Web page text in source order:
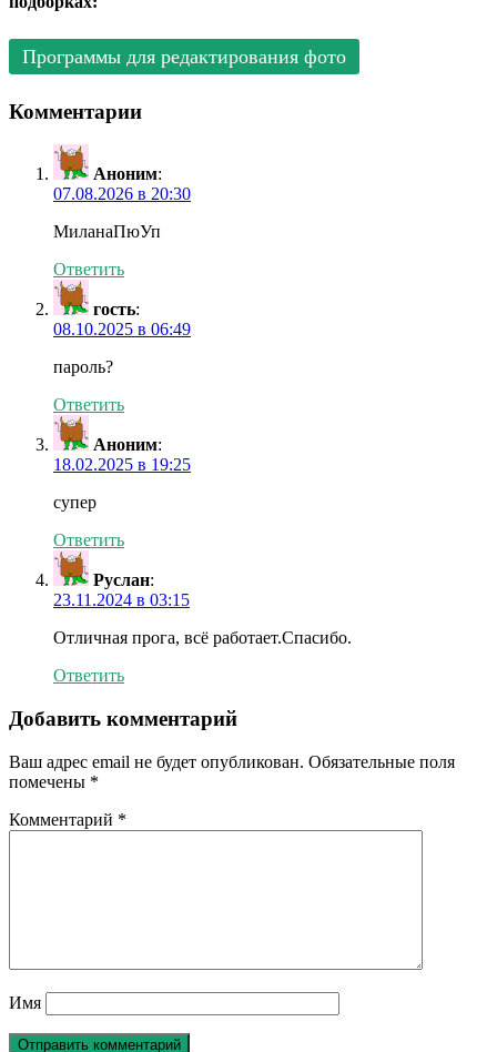
Программы для редактирования фото
Комментарии
Аноним:
07.08.2026 в 20:30
МиланаПюУп
Ответить
гость:
08.10.2025 в 06:49
пароль?
Ответить
Аноним:
18.02.2025 в 19:25
супер
Ответить
Руслан:
23.11.2024 в 03:15
Отличная прога, всё работает.Спасибо.
Ответить
Добавить комментарий
Ваш адрес email не будет опубликован. Обязательные поля
помечены *
Комментарий *
Имя